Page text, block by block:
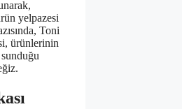
yelpazesi
Toni
ürünlerinin